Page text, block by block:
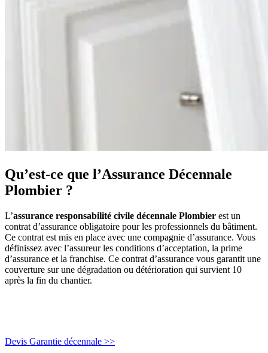
Qu’est-ce que l’Assurance Décennale
Plombier ?
L’assurance responsabilité civile décennale Plombier est un
contrat d’assurance obligatoire pour les professionnels du bâtiment.
Ce contrat est mis en place avec une compagnie d’assurance. Vous
définissez avec l’assureur les conditions d’acceptation, la prime
d’assurance et la franchise. Ce contrat d’assurance vous garantit une
couverture sur une dégradation ou détérioration qui survient 10
après la fin du chantier.
Devis Garantie décennale >>